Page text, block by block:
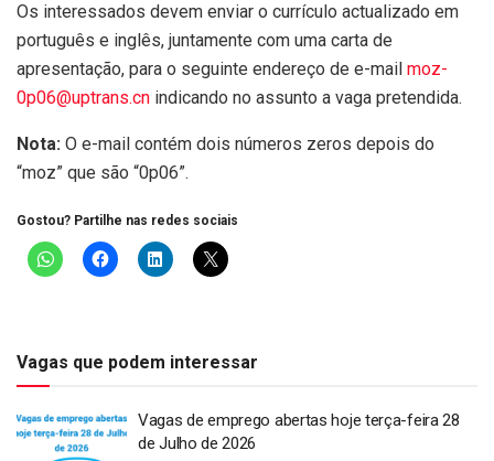
Os interessados devem enviar o currículo actualizado em
português e inglês, juntamente com uma carta de
apresentação, para o seguinte endereço de e-mail moz-
0p06@uptrans.cn indicando no assunto a vaga pretendida.
Nota: O e-mail contém dois números zeros depois do
“moz” que são “0p06”.
Gostou? Partilhe nas redes sociais
Vagas que podem interessar
Vagas de emprego abertas hoje terça-feira 28
de Julho de 2026